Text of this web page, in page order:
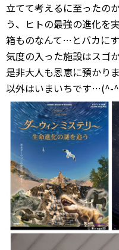
立てて考えるに至ったの
う、ヒトの最強の進化を
箱ものなんて…とバカに
気度の入った施設はスゴか
是非大人も恩恵に預かり
以外はいまいちです…(^-